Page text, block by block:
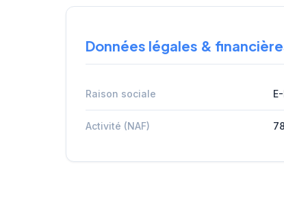
Données légales &
Raison sociale
Activité (NAF)